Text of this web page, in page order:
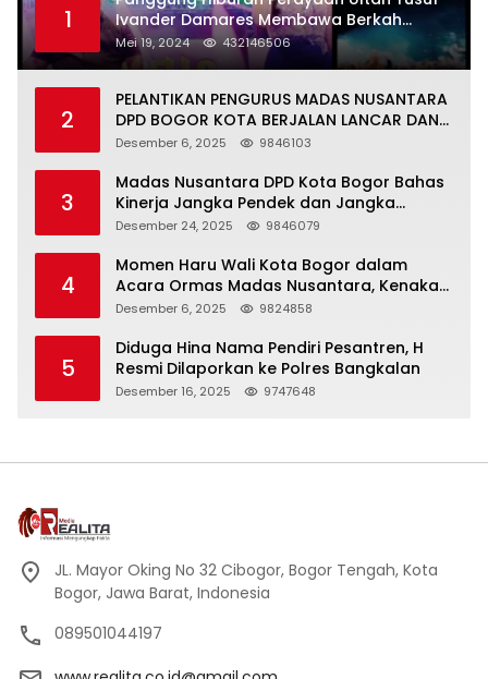
1
Ivander Damares Membawa Berkah
Warga Kejapanan
Mei 19, 2024 432146506
2
PELANTIKAN PENGURUS MADAS NUSANTARA
DPD BOGOR KOTA BERJALAN LANCAR DAN
KHIDMAT
Desember 6, 2025 9846103
3
Madas Nusantara DPD Kota Bogor Bahas
Kinerja Jangka Pendek dan Jangka
Panjang
Desember 24, 2025 9846079
4
Momen Haru Wali Kota Bogor dalam
Acara Ormas Madas Nusantara, Kenakan
Peci Hitam Tinggi sebagai Simbol
Desember 6, 2025 9824858
5
Diduga Hina Nama Pendiri Pesantren, H
Resmi Dilaporkan ke Polres Bangkalan
Desember 16, 2025 9747648
JL. Mayor Oking No 32 Cibogor, Bogor Tengah, Kota
Bogor, Jawa Barat, Indonesia
089501044197